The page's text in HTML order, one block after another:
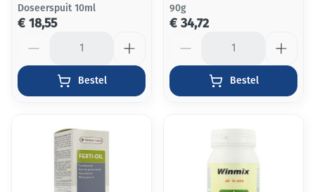
Doseerspuit 10ml
€ 18,55
Bestel
90g
€ 34,72
Bestel